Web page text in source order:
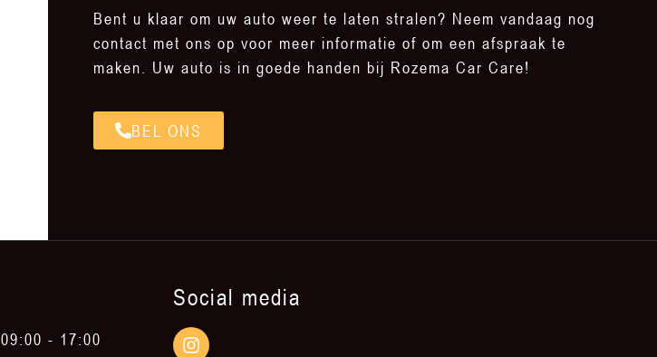
Bent u klaar om uw auto weer te laten stralen? Neem vandaag nog
contact met ons op voor meer informatie of om een afspraak te
maken. Uw auto is in goede handen bij Rozema Car Care!
BEL ONS
09:00 - 17:00
Social media